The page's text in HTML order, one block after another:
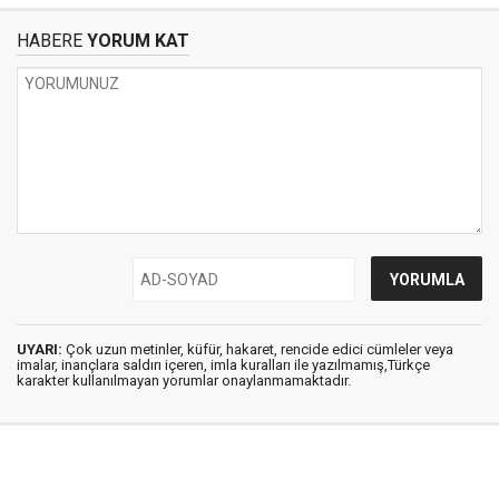
HABERE YORUM KAT
UYARI: Çok uzun metinler, küfür, hakaret, rencide edici cümleler veya
imalar, inançlara saldırı içeren, imla kuralları ile yazılmamış,Türkçe
karakter kullanılmayan yorumlar onaylanmamaktadır.